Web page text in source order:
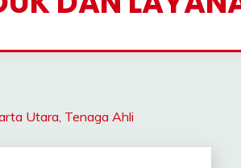
Utara, Tenaga Ahli